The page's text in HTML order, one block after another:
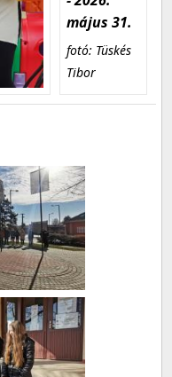
május 31.
fotó: Tüskés
Tibor